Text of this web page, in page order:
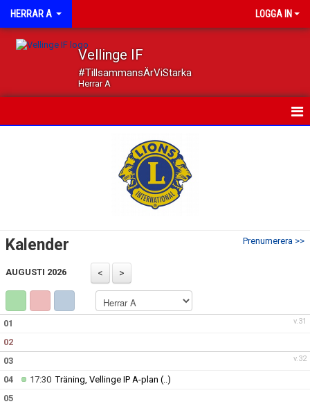
HERRAR A LOGGA IN
Vellinge IF
#TillsammansÄrViStarka
Herrar A
DOKUMENT
KONTAKT
Prenumerera >>
Kalender
AUGUSTI 2026
v.31
01
02
v.32
03
04
17:30Träning, Vellinge IP A-plan (..)
05